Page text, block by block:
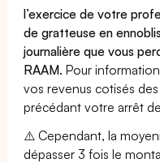
l’exercice de votre
de gratteuse en
journalière que vous
RAAM. Pour
vos revenus cotisés
précédant votre arrêt
⚠️ Cependant, la
dépasser 3 fois le